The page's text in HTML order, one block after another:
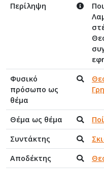
Περίληψη
Φυσικό
πρόσωπο ως
θέμα
Θέμα ως θέμα
Συντάκτης
Αποδέκτης